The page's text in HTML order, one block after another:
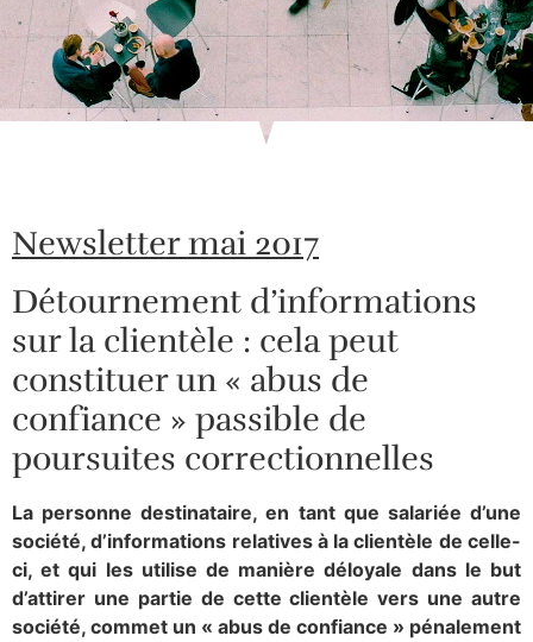
Newsletter mai 2017
Détournement d’informations
sur la clientèle : cela peut
constituer un « abus de
confiance » passible de
poursuites correctionnelles
La personne destinataire, en tant que salariée d’une
société, d’informations relatives à la clientèle de celle-
ci, et qui les utilise de manière déloyale dans le but
d’attirer une partie de cette clientèle vers une autre
société, commet un « abus de confiance » pénalement